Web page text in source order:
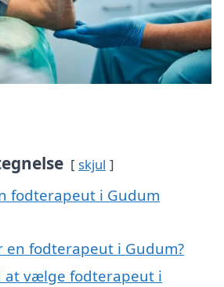
skjul
fodterapeut i Gudum
en fodterapeut i Gudum?
at vælge fodterapeut i